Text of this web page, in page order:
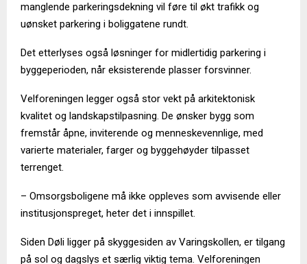
manglende parkeringsdekning vil føre til økt trafikk og
uønsket parkering i boliggatene rundt.
Det etterlyses også løsninger for midlertidig parkering i
byggeperioden, når eksisterende plasser forsvinner.
Velforeningen legger også stor vekt på arkitektonisk
kvalitet og landskapstilpasning. De ønsker bygg som
fremstår åpne, inviterende og menneskevennlige, med
varierte materialer, farger og byggehøyder tilpasset
terrenget.
– Omsorgsboligene må ikke oppleves som avvisende eller
institusjonspreget, heter det i innspillet.
Siden Døli ligger på skyggesiden av Varingskollen, er tilgang
på sol og dagslys et særlig viktig tema. Velforeningen